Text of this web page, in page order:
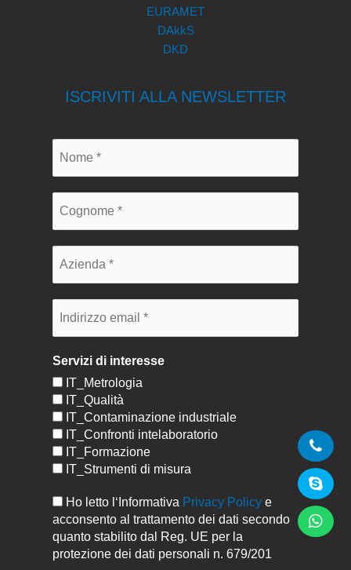
EURAMET
DAkkS
DKD
ISCRIVITI ALLA NEWSLETTER
Servizi di interesse
IT_Metrologia
IT_Qualità
IT_Contaminazione industriale
IT_Confronti intelaboratorio
IT_Formazione
IT_Strumenti di misura
Ho letto l‘Informativa Privacy Policy e
acconsento al trattamento dei dati secondo
quanto stabilito dal Reg. UE per la
protezione dei dati personali n. 679/201